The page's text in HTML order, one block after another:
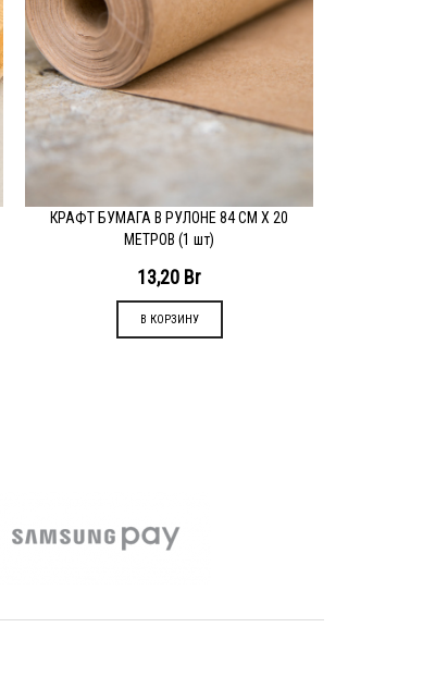
ПОДРОБНЕЕ
КРАФТ БУМАГА В РУЛОНЕ 84 СМ Х 20
МЕТРОВ (1 шт)
13,20 Br
В КОРЗИНУ